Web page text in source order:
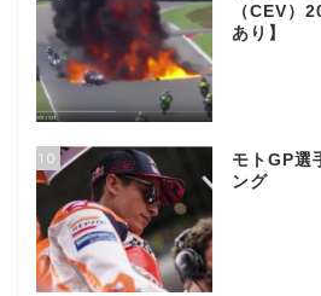
（CEV）
あり】
10
モトGP選
ング